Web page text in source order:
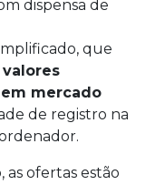
dispensa de
que
mercado
de registro na
as ofertas estão